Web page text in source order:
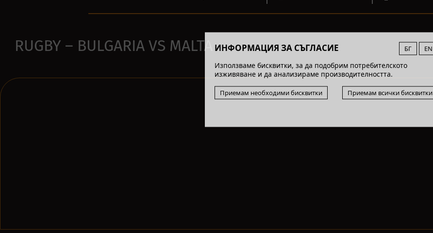
ИНФОРМАЦИЯ ЗА СЪГЛАСИЕ БГ EN
Използваме бисквитки, за да подобрим потребителското
изживяване и да анализираме производителността.
Приемам необходими бисквитки Приемам всички бисквитки
RUGBY – BULGARIA VS MALTA